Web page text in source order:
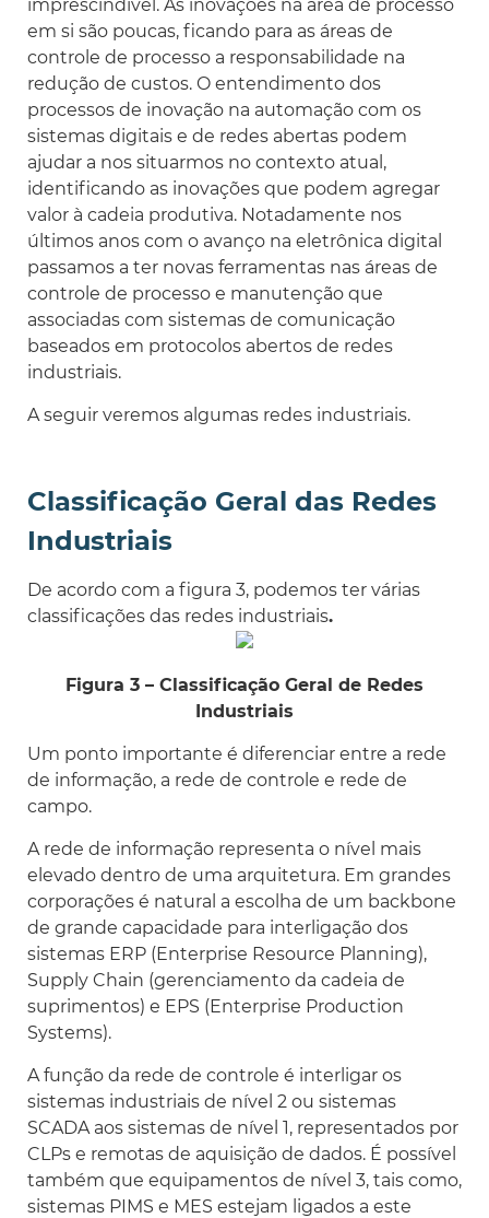
imprescindível. As inovações na área de processo
em si são poucas, ficando para as áreas de
controle de processo a responsabilidade na
redução de custos. O entendimento dos
processos de inovação na automação com os
sistemas digitais e de redes abertas podem
ajudar a nos situarmos no contexto atual,
identificando as inovações que podem agregar
valor à cadeia produtiva. Notadamente nos
últimos anos com o avanço na eletrônica digital
passamos a ter novas ferramentas nas áreas de
controle de processo e manutenção que
associadas com sistemas de comunicação
baseados em protocolos abertos de redes
industriais.
A seguir veremos algumas redes industriais.
Classificação Geral das Redes
Industriais
De acordo com a figura 3, podemos ter várias
classificações das redes industriais.
Figura 3 – Classificação Geral de Redes
Industriais
Um ponto importante é diferenciar entre a rede
de informação, a rede de controle e rede de
campo.
A rede de informação representa o nível mais
elevado dentro de uma arquitetura. Em grandes
corporações é natural a escolha de um backbone
de grande capacidade para interligação dos
sistemas ERP (Enterprise Resource Planning),
Supply Chain (gerenciamento da cadeia de
suprimentos) e EPS (Enterprise Production
Systems).
A função da rede de controle é interligar os
sistemas industriais de nível 2 ou sistemas
SCADA aos sistemas de nível 1, representados por
CLPs e remotas de aquisição de dados. É possível
também que equipamentos de nível 3, tais como,
sistemas PIMS e MES estejam ligados a este